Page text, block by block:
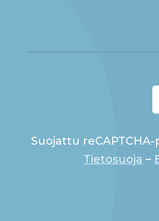
Suojattu
Tietosuoja –